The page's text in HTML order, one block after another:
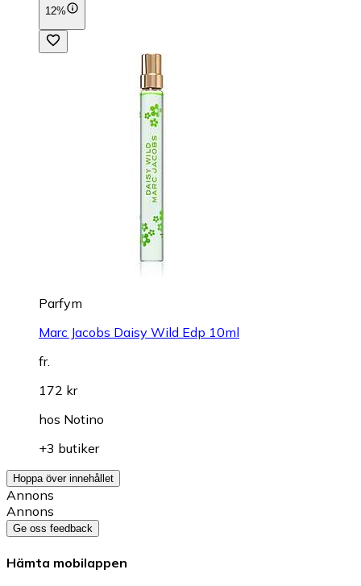
12%
Parfym
Marc Jacobs Daisy Wild Edp 10ml
fr.
172 kr
hos Notino
+3 butiker
Hoppa över innehållet
Annons
Annons
Ge oss feedback
Hämta mobilappen